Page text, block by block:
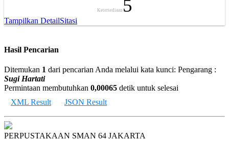
Ketersediaan 5
Tampilkan DetailSitasi
Hasil Pencarian
Ditemukan 1 dari pencarian Anda melalui kata kunci: Pengarang :
Sugi Hartati
Permintaan membutuhkan 0,00065 detik untuk selesai
XML Result
JSON Result
PERPUSTAKAAN SMAN 64 JAKARTA